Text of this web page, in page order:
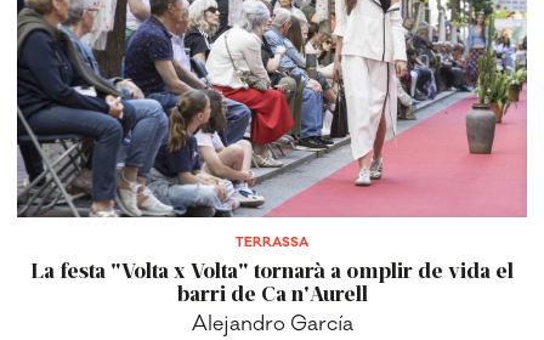
TERRASSA
La festa "Volta x Volta" tornarà a omplir de vida el
barri de Ca n'Aurell
Alejandro García